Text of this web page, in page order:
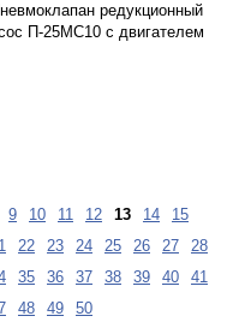
редукционный
П-25МС10 с двигателем
9 10 11 12 13 14
15
22 23 24 25 26 27
28
35 36 37 38 39 40
41
48 49 50